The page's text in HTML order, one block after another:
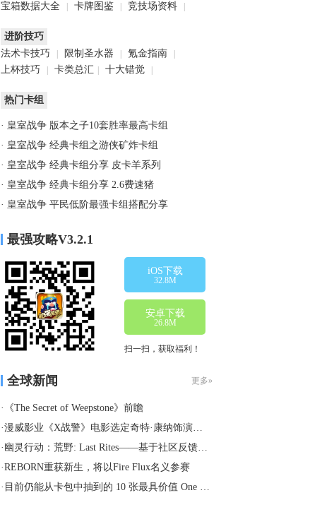
宝箱数据大全 卡牌图鉴 竞技场资料
进阶技巧
法术卡技巧
限制圣水器 氪金指南
上杯技巧 卡类总汇 十大错觉
热门卡组
· 皇室战争 版本之子10套胜率最高卡组
· 皇室战争 经典卡组之游侠矿炸卡组
· 皇室战争 经典卡组分享 皮卡羊系列
· 皇室战争 经典卡组分享 2.6费速猪
· 皇室战争 平民低阶最强卡组搭配分享
最强攻略V3.2.1
iOS下载
32.8M
安卓下载
26.8M
扫一扫，获取福利！
全球新闻 更多»
·
《The Secret of Weepstone》前瞻
·漫威影业《X战警》电影选定奇特·康纳饰演镭射眼
· 幽灵行动：荒野: Last Rites——基于社区反馈与玩家洞察的大型免费更新上线
·REBORN重获新生，将以Fire Flux名义参赛
· 目前仍能从卡包中抽到的 10 张最具价值 One Piece TCG 卡牌